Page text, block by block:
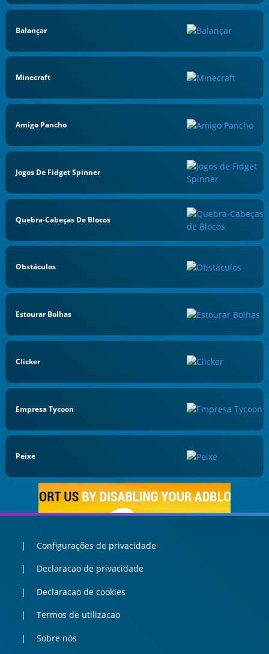
Balançar
Minecraft
Amigo Pancho
Jogos De Fidget Spinner
Quebra-Cabeças De Blocos
Obstáculos
Estourar Bolhas
Clicker
Empresa Tycoon
Peixe
Configurações de privacidade
Declaracao de privacidade
Declaracao de cookies
Termos de utilizacao
Sobre nós